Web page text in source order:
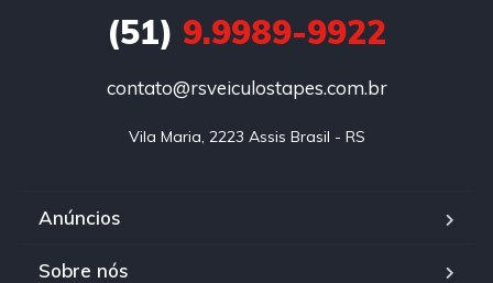
(51) 9.9989-9922
contato@rsveiculostapes.com.br
Vila Maria, 2223 Assis Brasil - RS
Anúncios
Sobre nós